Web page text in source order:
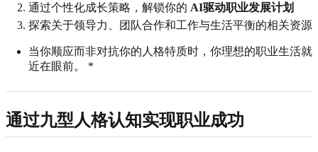
通过个性化成长策略，解锁你的 AI驱动职业发展计划
探索关于领导力、团队合作和工作与生活平衡的相关资源
当你顺应而非对抗你的人格特质时，你理想的职业生活就
近在眼前。 *
通过九型人格认知实现职业成功